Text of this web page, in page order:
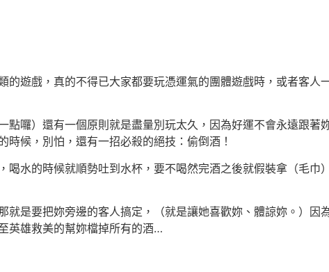
遊戲，真的不得已大家都要玩憑運氣的團體遊戲時，或者客人
囉）還有一個原則就是盡量別玩太久，因為好運不會永遠跟著
候，別怕，還有一招必殺的絕技：偷倒酒！
水的時候就順勢吐到水杯，要不喝然完酒之後就假裝拿（毛巾
是要把妳旁邊的客人搞定，（就是讓她喜歡妳、體諒妳。）因
英雄救美的幫妳檔掉所有的酒…